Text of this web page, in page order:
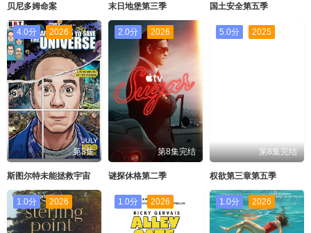
贝尼多姆命案 末日地堡第三季 国土安全第五季
4.0分 2026
第3集
斯图尔特未能拯救宇宙
2.0分 2026
第8集完结
谜探休格第二季
5.0分 2025
第8集完结
权欲第三章第五季
1.0分 2026 1.0分 2026 1.0分 2026